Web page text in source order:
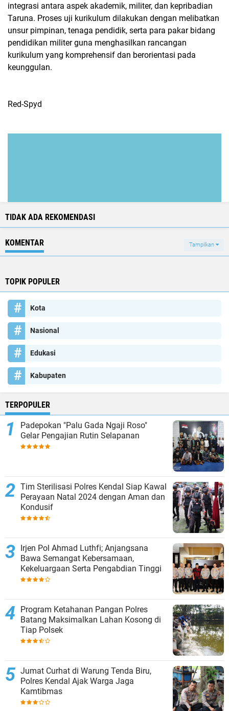
integrasi antara aspek akademik, militer, dan kepribadian
Taruna. Proses uji kurikulum dilakukan dengan melibatkan
unsur pimpinan, tenaga pendidik, serta para pakar bidang
pendidikan militer guna menghasilkan rancangan
kurikulum yang komprehensif dan berorientasi pada
keunggulan.
Red-Spyd
TIDAK ADA REKOMENDASI
KOMENTAR Tampilkan
TOPIK POPULER
Kota
Nasional
Edukasi
Kabupaten
TERPOPULER
Padepokan "Palu Gada Ngaji Roso"
Gelar Pengajian Rutin Selapanan
Tim Sterilisasi Polres Kendal Siap Kawal
Perayaan Natal 2024 dengan Aman dan
Kondusif
Irjen Pol Ahmad Luthfi; Anjangsana
Bawa Semangat Kebersamaan,
Kekeluargaan Serta Pengabdian Tinggi
Program Ketahanan Pangan Polres
Batang Maksimalkan Lahan Kosong di
Tiap Polsek
Jumat Curhat di Warung Tenda Biru,
Polres Kendal Ajak Warga Jaga
Kamtibmas